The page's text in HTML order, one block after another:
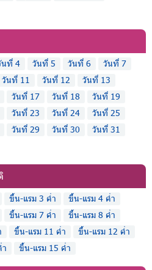
นที่ 4 วันที่ 5 วันที่ 6
วันที่ 7
วันที่ 11 วันที่ 12
วันที่ 13
วันที่ 17 วันที่ 18
วันที่ 19
วันที่ 23 วันที่ 24
วันที่ 25
วันที่ 29 วันที่ 30
วันที่ 31
ขึ้น-แรม 3 ค่ำ
ขึ้น-แรม 4 ค่ำ
ขึ้น-แรม 7 ค่ำ
ขึ้น-แรม 8 ค่ำ
ขึ้น-แรม 11 ค่ำ
ขึ้น-แรม 12 ค่ำ
ขึ้น-แรม 15 ค่ำ